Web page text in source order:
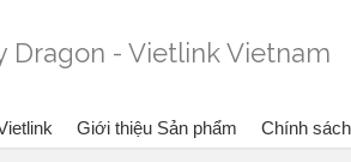
Giới thiệu Sản phẩm Chính